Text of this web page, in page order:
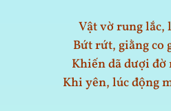
Vật vờ rung lắc,
Bứt rứt, giằng co
Khiến dã dượi đờ
Khi yên, lúc động